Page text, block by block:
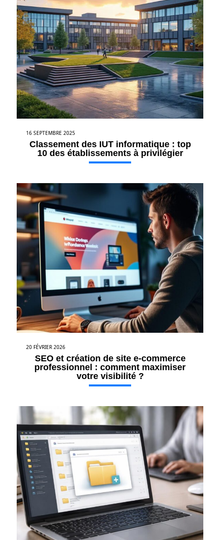
16 SEPTEMBRE 2025
Classement des IUT informatique : top
10 des établissements à privilégier
20 FÉVRIER 2026
SEO et création de site e-commerce
professionnel : comment maximiser
votre visibilité ?